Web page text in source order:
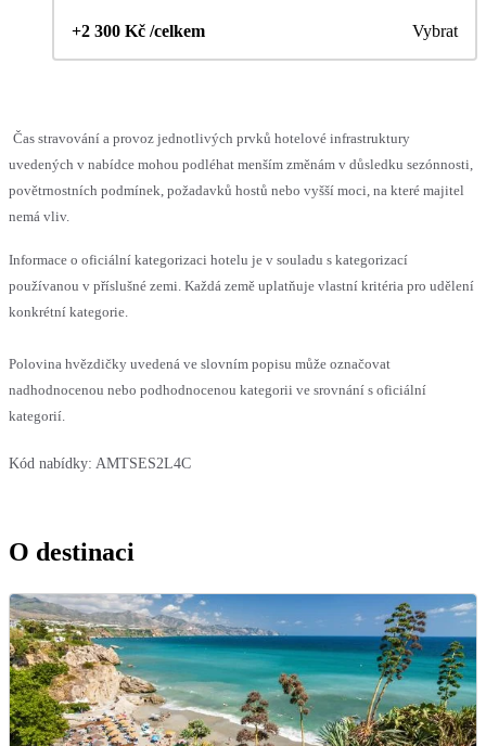
+2 300 Kč /celkem Vybrat
Čas stravování a provoz jednotlivých prvků hotelové infrastruktury
uvedených v nabídce mohou podléhat menším změnám v důsledku sezónnosti,
povětrnostních podmínek, požadavků hostů nebo vyšší moci, na které majitel
nemá vliv.
Informace o oficiální kategorizaci hotelu je v souladu s kategorizací
používanou v příslušné zemi. Každá země uplatňuje vlastní kritéria pro udělení
konkrétní kategorie.
Polovina hvězdičky uvedená ve slovním popisu může označovat
nadhodnocenou nebo podhodnocenou kategorii ve srovnání s oficiální
kategorií.
Kód nabídky: AMTSES2L4C
O destinaci